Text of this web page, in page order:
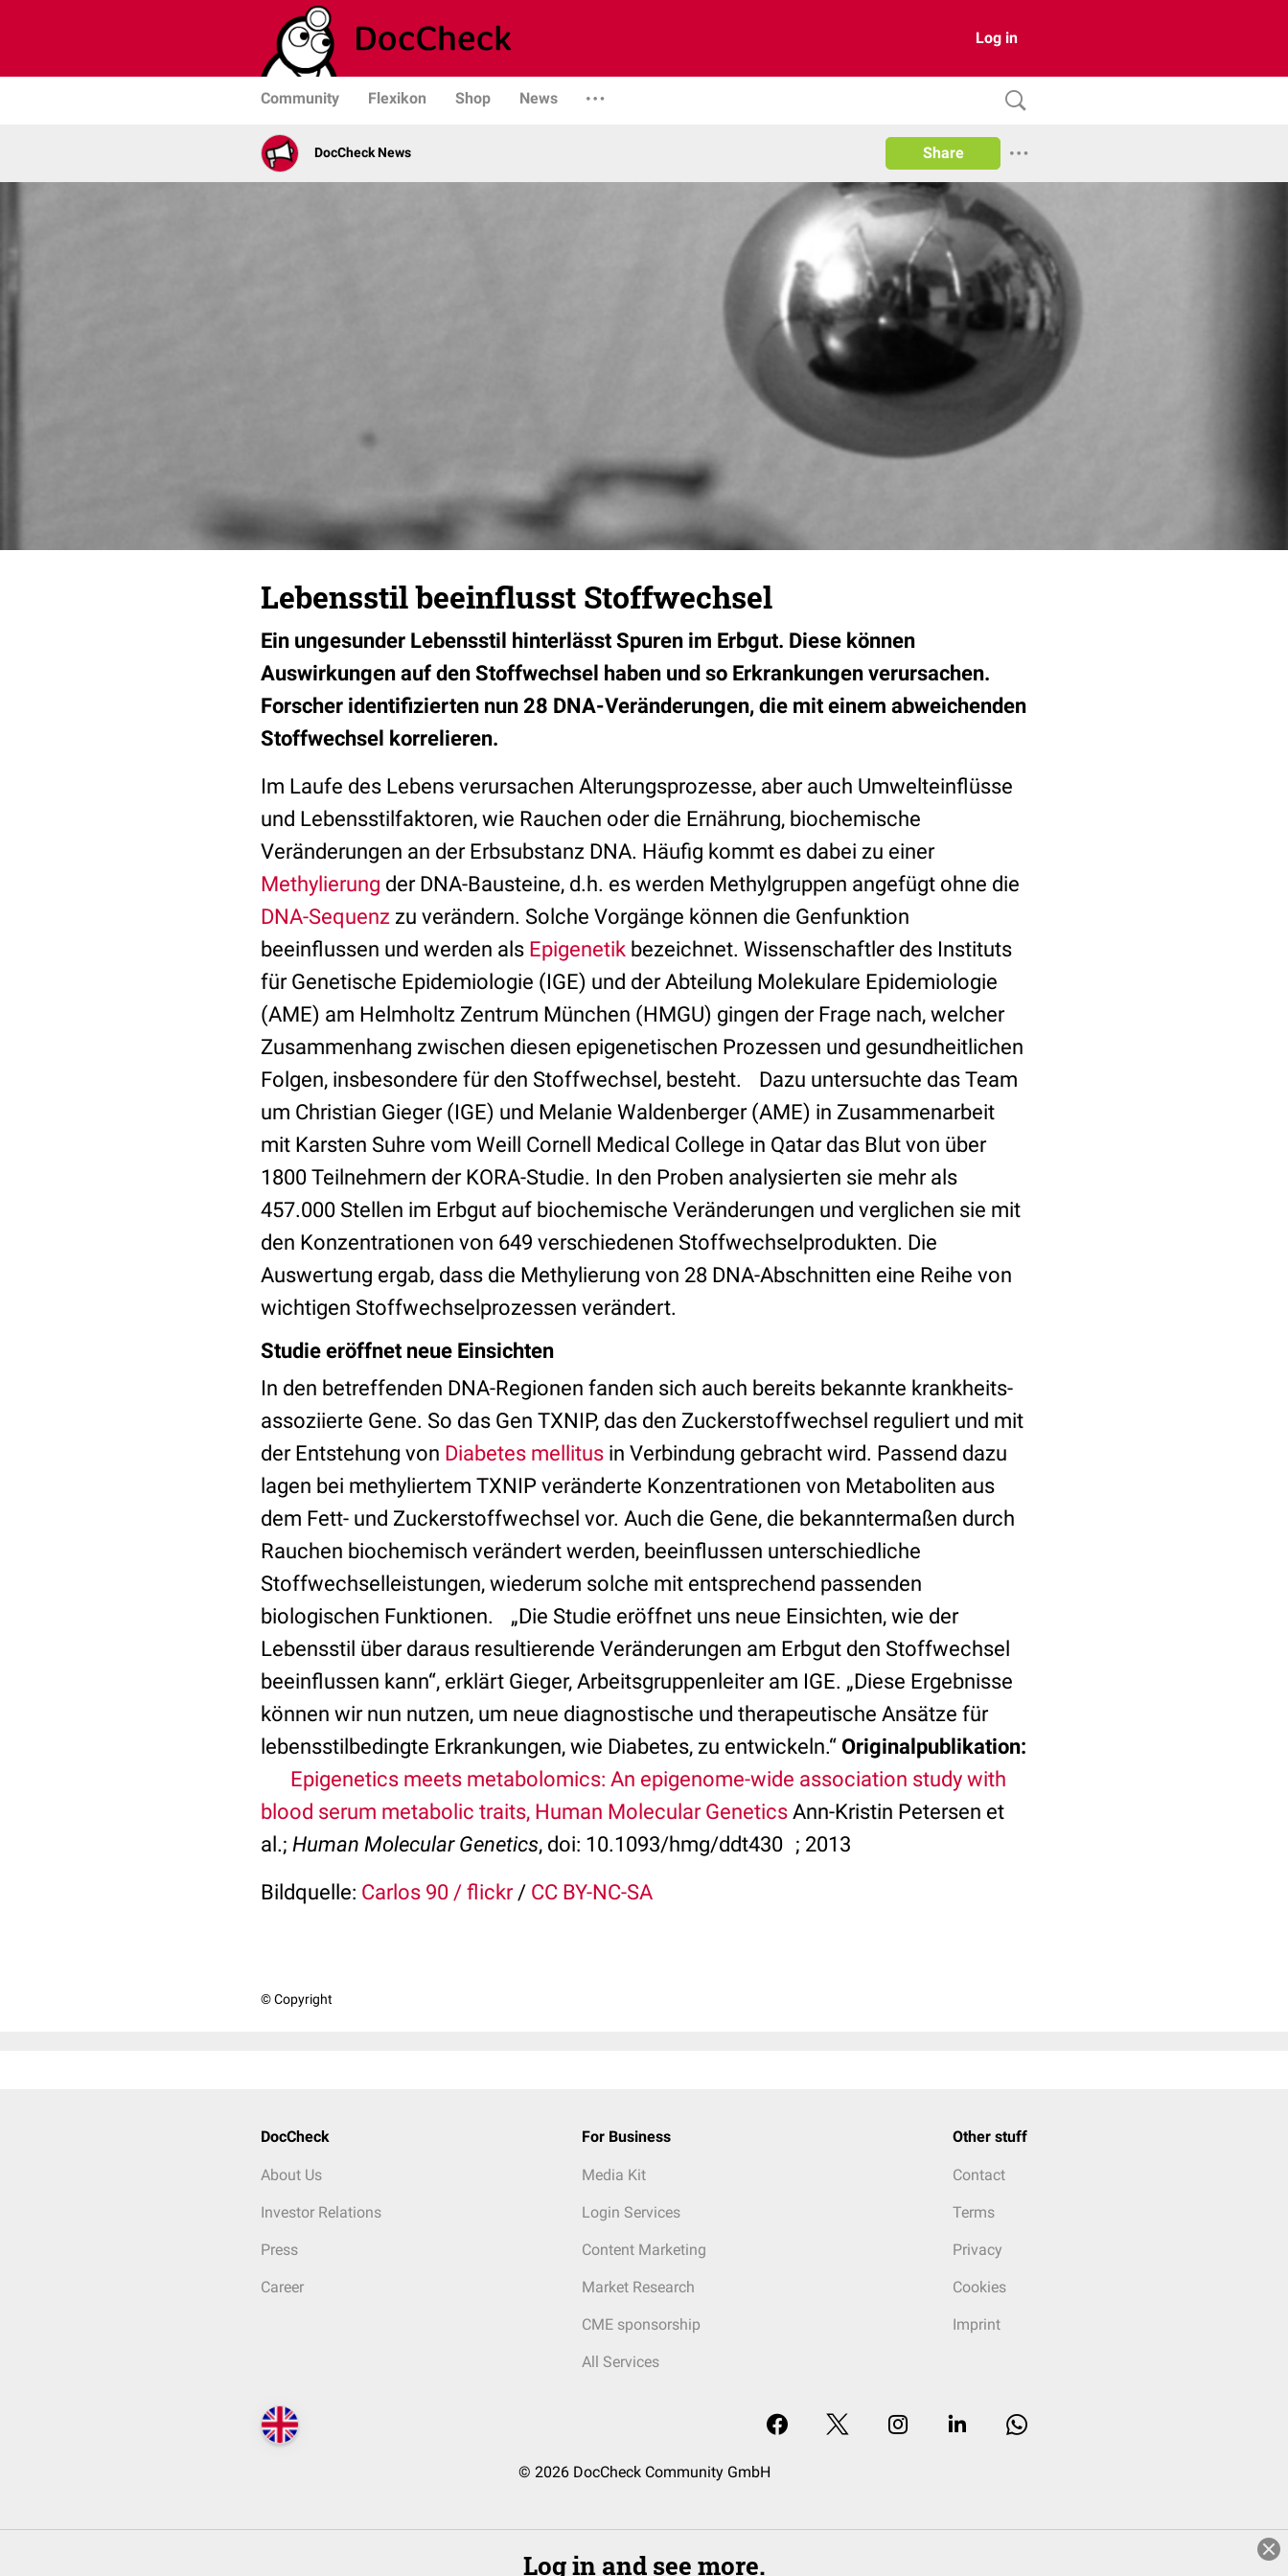
Log in
Community Flexikon Shop News
DocCheck News Share
Lebensstil beeinflusst Stoffwechsel
Ein ungesunder Lebensstil hinterlässt Spuren im Erbgut. Diese können
Auswirkungen auf den Stoffwechsel haben und so Erkrankungen verursachen.
Forscher identifizierten nun 28 DNA-Veränderungen, die mit einem abweichenden
Stoffwechsel korrelieren.
Im Laufe des Lebens verursachen Alterungsprozesse, aber auch Umwelteinflüsse
und Lebensstilfaktoren, wie Rauchen oder die Ernährung, biochemische
Veränderungen an der Erbsubstanz DNA. Häufig kommt es dabei zu einer
Methylierung der DNA-Bausteine, d.h. es werden Methylgruppen angefügt ohne die
DNA-Sequenz zu verändern. Solche Vorgänge können die Genfunktion
beeinflussen und werden als Epigenetik bezeichnet. Wissenschaftler des Instituts
für Genetische Epidemiologie (IGE) und der Abteilung Molekulare Epidemiologie
(AME) am Helmholtz Zentrum München (HMGU) gingen der Frage nach, welcher
Zusammenhang zwischen diesen epigenetischen Prozessen und gesundheitlichen
Folgen, insbesondere für den Stoffwechsel, besteht. Dazu untersuchte das Team
um Christian Gieger (IGE) und Melanie Waldenberger (AME) in Zusammenarbeit
mit Karsten Suhre vom Weill Cornell Medical College in Qatar das Blut von über
1800 Teilnehmern der KORA-Studie. In den Proben analysierten sie mehr als
457.000 Stellen im Erbgut auf biochemische Veränderungen und verglichen sie mit
den Konzentrationen von 649 verschiedenen Stoffwechselprodukten. Die
Auswertung ergab, dass die Methylierung von 28 DNA-Abschnitten eine Reihe von
wichtigen Stoffwechselprozessen verändert.
Studie eröffnet neue Einsichten
In den betreffenden DNA-Regionen fanden sich auch bereits bekannte krankheits-
assoziierte Gene. So das Gen TXNIP, das den Zuckerstoffwechsel reguliert und mit
der Entstehung von Diabetes mellitus in Verbindung gebracht wird. Passend dazu
lagen bei methyliertem TXNIP veränderte Konzentrationen von Metaboliten aus
dem Fett- und Zuckerstoffwechsel vor. Auch die Gene, die bekanntermaßen durch
Rauchen biochemisch verändert werden, beeinflussen unterschiedliche
Stoffwechselleistungen, wiederum solche mit entsprechend passenden
biologischen Funktionen. „Die Studie eröffnet uns neue Einsichten, wie der
Lebensstil über daraus resultierende Veränderungen am Erbgut den Stoffwechsel
beeinflussen kann“, erklärt Gieger, Arbeitsgruppenleiter am IGE. „Diese Ergebnisse
können wir nun nutzen, um neue diagnostische und therapeutische Ansätze für
lebensstilbedingte Erkrankungen, wie Diabetes, zu entwickeln.“ Originalpublikation:
Epigenetics meets metabolomics: An epigenome-wide association study with
blood serum metabolic traits, Human Molecular Genetics Ann-Kristin Petersen et
al.; Human Molecular Genetics, doi: 10.1093/hmg/ddt430 ; 2013
Bildquelle: Carlos 90 / flickr/ CC BY-NC-SA
© Copyright
DocCheck
About Us
Investor Relations
Press
Career
For Business
Media Kit
Login Services
Content Marketing
Market Research
CME sponsorship
All Services
Other stuff
Contact
Terms
Privacy
Cookies
Imprint
© 2026 DocCheck Community GmbH
Log in and see more.